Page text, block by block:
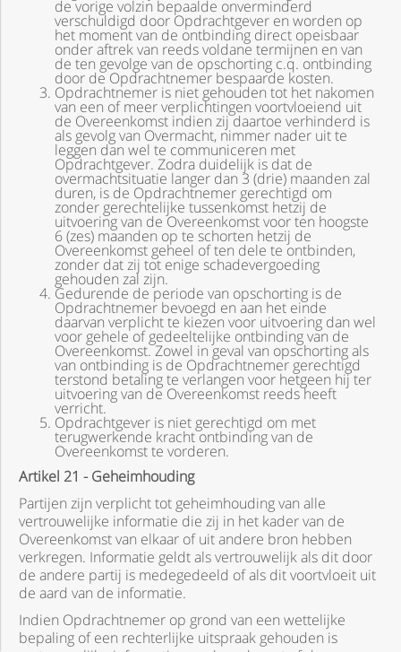
de vorige volzin bepaalde onverminderd
verschuldigd door Opdrachtgever en worden op
het moment van de ontbinding direct opeisbaar
onder aftrek van reeds voldane termijnen en van
de ten gevolge van de opschorting c.q. ontbinding
door de Opdrachtnemer bespaarde kosten.
Opdrachtnemer is niet gehouden tot het nakomen
van een of meer verplichtingen voortvloeiend uit
de Overeenkomst indien zij daartoe verhinderd is
als gevolg van Overmacht, nimmer nader uit te
leggen dan wel te communiceren met
Opdrachtgever. Zodra duidelijk is dat de
overmachtsituatie langer dan 3 (drie) maanden zal
duren, is de Opdrachtnemer gerechtigd om
zonder gerechtelijke tussenkomst hetzij de
uitvoering van de Overeenkomst voor ten hoogste
6 (zes) maanden op te schorten hetzij de
Overeenkomst geheel of ten dele te ontbinden,
zonder dat zij tot enige schadevergoeding
gehouden zal zijn.
Gedurende de periode van opschorting is de
Opdrachtnemer bevoegd en aan het einde
daarvan verplicht te kiezen voor uitvoering dan wel
voor gehele of gedeeltelijke ontbinding van de
Overeenkomst. Zowel in geval van opschorting als
van ontbinding is de Opdrachtnemer gerechtigd
terstond betaling te verlangen voor hetgeen hij ter
uitvoering van de Overeenkomst reeds heeft
verricht.
Opdrachtgever is niet gerechtigd om met
terugwerkende kracht ontbinding van de
Overeenkomst te vorderen.
Artikel 21 - Geheimhouding
Partijen zijn verplicht tot geheimhouding van alle
vertrouwelijke informatie die zij in het kader van de
Overeenkomst van elkaar of uit andere bron hebben
verkregen. Informatie geldt als vertrouwelijk als dit door
de andere partij is medegedeeld of als dit voortvloeit uit
de aard van de informatie.
Indien Opdrachtnemer op grond van een wettelijke
bepaling of een rechterlijke uitspraak gehouden is